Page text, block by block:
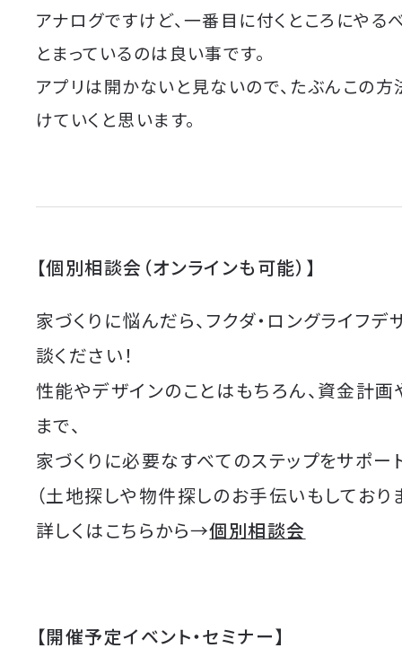
アナログですけど、一番目に付くところにやる
とまっているのは良い事です。
アプリは開かないと見ないので、たぶんこの方
けていくと思います。
【個別相談会（オンラインも可能）】
家づくりに悩んだら、フクダ・ロングライフ
談ください！
性能やデザインのことはもちろん、資金計
まで、
家づくりに必要なすべてのステップをサポー
（土地探しや物件探しのお手伝いもしており
詳しくはこちらから→個別相談会
【開催予定イベント・セミナー】